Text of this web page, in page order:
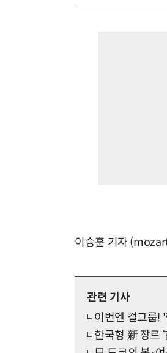
이승훈 기자
관련 기사
이번엔 걸그룹!
한국형 新 장르